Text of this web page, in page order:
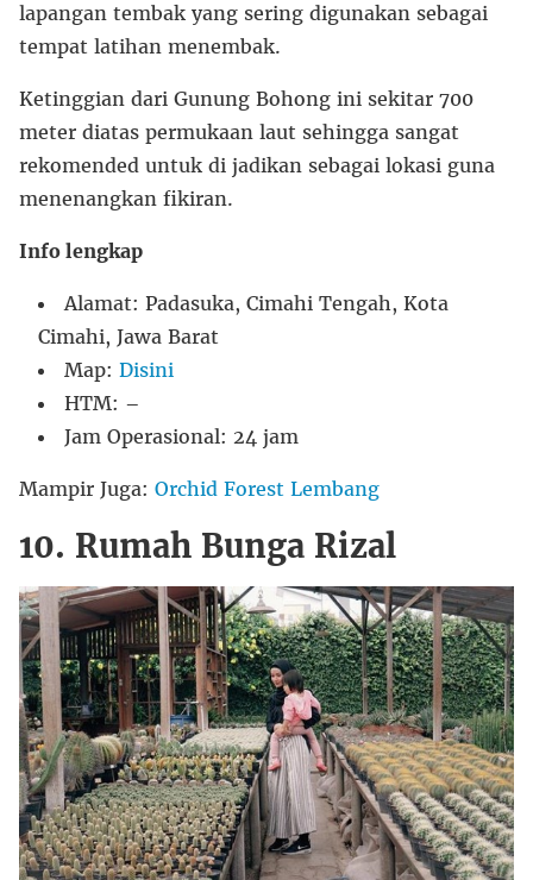
lapangan tembak yang sering digunakan sebagai
tempat latihan menembak.
Ketinggian dari Gunung Bohong ini sekitar 700
meter diatas permukaan laut sehingga sangat
rekomended untuk di jadikan sebagai lokasi guna
menenangkan fikiran.
Info lengkap
Alamat: Padasuka, Cimahi Tengah, Kota
Cimahi, Jawa Barat
Map: Disini
HTM: –
Jam Operasional: 24 jam
Mampir Juga: Orchid Forest Lembang
10. Rumah Bunga Rizal